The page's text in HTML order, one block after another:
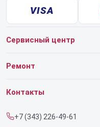
VISA
Сервисный центр
О нашем сервисе
Срочный ремонт
Ремонт
Роботов-пылесосов
Контакты
+7 (343) 226-49-61